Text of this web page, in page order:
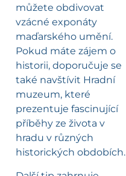
můžete obdivovat
vzácné exponáty
maďarského umění.
Pokud máte zájem o
historii, doporučuje se
také navštívit Hradní
muzeum, které
prezentuje fascinující
příběhy ze života v
hradu v různých
historických obdobích.